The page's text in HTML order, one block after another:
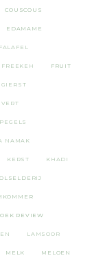
COUSCOUS
EDAMAME
FALAFEL
FREEKEH FRUIT
GIERST
NAMAK
KERST KHADI
REVIEW
LAMSOOR
MELK MELOEN